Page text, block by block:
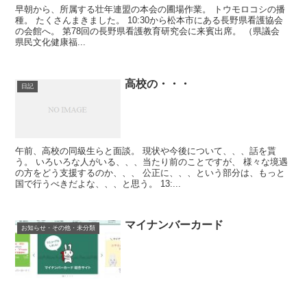
早朝から、所属する壮年連盟の本会の圃場作業。 トウモロコシの播
種。 たくさんまきました。 10:30から松本市にある長野県看護協会
の会館へ。 第78回の長野県看護教育研究会に来賓出席。 （県議会
県民文化健康福...
日記 高校の・・・
午前、高校の同級生らと面談。 現状や今後について、、、話を貰
う。 いろいろな人がいる、、、当たり前のことですが、 様々な境遇
の方をどう支援するのか、、、 公正に、、、という部分は、もっと
国で行うべきだよな、、、と思う。 13:...
お知らせ・その他・未分類 マイナンバーカード